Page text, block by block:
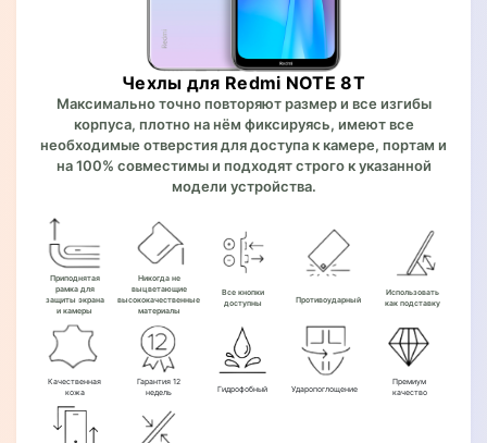
Чехлы для Redmi NOTE 8T
Максимально точно повторяют размер и все изгибы
корпуса, плотно на нём фиксируясь, имеют все
необходимые отверстия для доступа к камере, портам и
на 100% совместимы и подходят строго к указанной
модели устройства.
Приподнятая
рамка для
защиты экрана
и камеры
Никогда не
выцветающие
высококачественные
материалы
Все кнопки
доступны
Противоударный
Использовать
как подставку
Качественная
кожа
Гарантия 12
недель
Гидрофобный Ударопоглощение
Премиум
качество